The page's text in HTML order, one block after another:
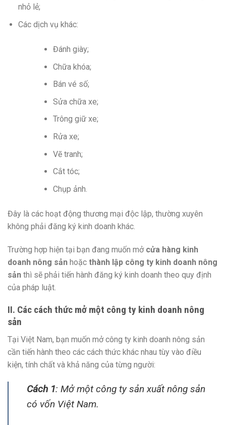
nhỏ lẻ;
Các dịch vụ khác:
Đánh giày;
Chữa khóa;
Bán vé số;
Sửa chữa xe;
Trông giữ xe;
Rửa xe;
Vẽ tranh;
Cắt tóc;
Chụp ảnh.
Đây là các hoạt động thương mại độc lập, thường xuyên
không phải đăng ký kinh doanh khác.
Trường hợp hiện tại bạn đang muốn mở cửa hàng kinh
doanh nông sản hoặc thành lập công ty kinh doanh nông
sản thì sẽ phải tiến hành đăng ký kinh doanh theo quy định
của pháp luật.
II. Các cách thức mở một công ty kinh doanh nông
sản
Tại Việt Nam, bạn muốn mở công ty kinh doanh nông sản
cần tiến hành theo các cách thức khác nhau tùy vào điều
kiện, tính chất và khả năng của từng người:
Cách 1: Mở một công ty sản xuất nông sản
có vốn Việt Nam.